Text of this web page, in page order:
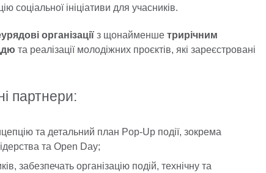
соціальної ініціативи для учасників.
організації з щонайменше трирічним
та реалізації молодіжних проєктів, які зареєстровані
партнери:
та детальний план Pop-Up події, зокрема
та Open Day;
забезпечать організацію подій, технічну та